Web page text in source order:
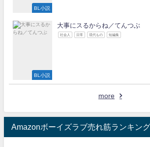
BL小説
BL小説
大事にスるからね／てんつぶ
社会人 日常 現代もの 短編集
more
Amazonボーイズラブ売れ筋ランキング